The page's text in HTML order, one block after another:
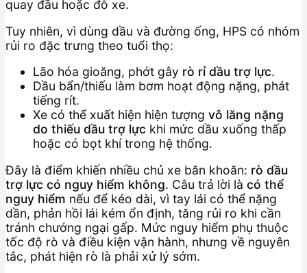
quay đầu hoặc đỗ xe.
Tuy nhiên, vì dùng dầu và đường ống, HPS có nhóm
rủi ro đặc trưng theo tuổi thọ:
Lão hóa gioăng, phớt gây rò rỉ dầu trợ lực.
Dầu bẩn/thiếu làm bơm hoạt động nặng, phát
tiếng rít.
Xe có thể xuất hiện hiện tượng vô lăng nặng
do thiếu dầu trợ lực khi mức dầu xuống thấp
hoặc có bọt khí trong hệ thống.
Đây là điểm khiến nhiều chủ xe băn khoăn: rò dầu
trợ lực có nguy hiểm không. Câu trả lời là có thể
nguy hiểm nếu để kéo dài, vì tay lái có thể nặng
dần, phản hồi lái kém ổn định, tăng rủi ro khi cần
tránh chướng ngại gấp. Mức nguy hiểm phụ thuộc
tốc độ rò và điều kiện vận hành, nhưng về nguyên
tắc, phát hiện rò là phải xử lý sớm.